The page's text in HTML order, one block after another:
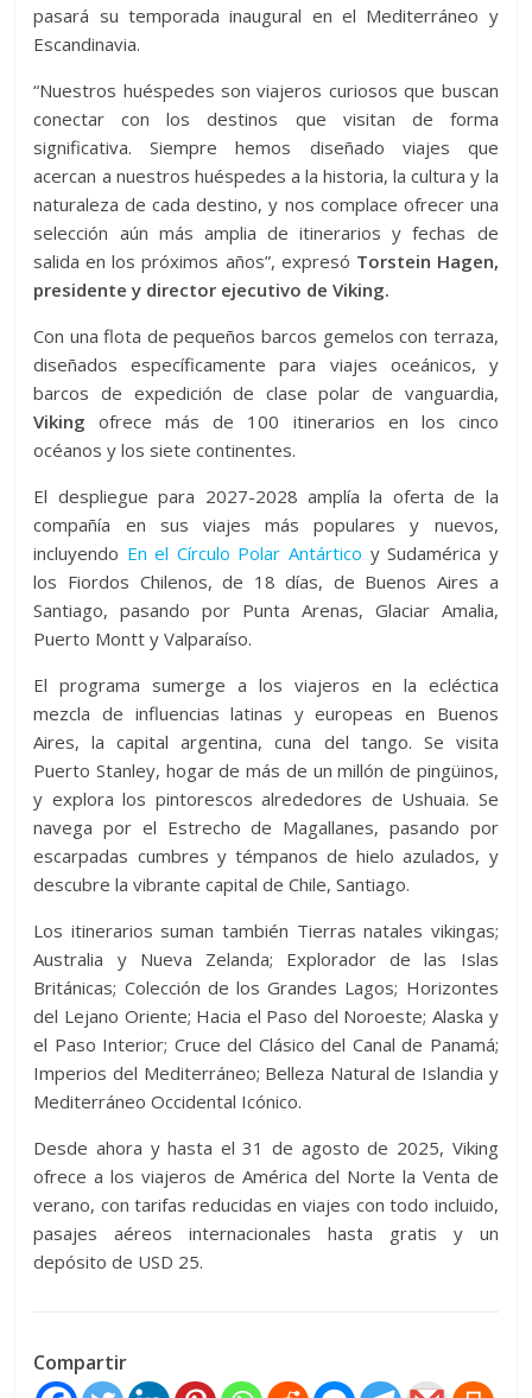
pasará su temporada inaugural en el Mediterráneo y
Escandinavia.
“Nuestros huéspedes son viajeros curiosos que buscan
conectar con los destinos que visitan de forma
significativa. Siempre hemos diseñado viajes que
acercan a nuestros huéspedes a la historia, la cultura y la
naturaleza de cada destino, y nos complace ofrecer una
selección aún más amplia de itinerarios y fechas de
salida en los próximos años”, expresó Torstein Hagen,
presidente y director ejecutivo de Viking.
Con una flota de pequeños barcos gemelos con terraza,
diseñados específicamente para viajes oceánicos, y
barcos de expedición de clase polar de vanguardia,
Viking ofrece más de 100 itinerarios en los cinco
océanos y los siete continentes.
El despliegue para 2027-2028 amplía la oferta de la
compañía en sus viajes más populares y nuevos,
incluyendo En el Círculo Polar Antártico y Sudamérica y
los Fiordos Chilenos, de 18 días, de Buenos Aires a
Santiago, pasando por Punta Arenas, Glaciar Amalia,
Puerto Montt y Valparaíso.
El programa sumerge a los viajeros en la ecléctica
mezcla de influencias latinas y europeas en Buenos
Aires, la capital argentina, cuna del tango. Se visita
Puerto Stanley, hogar de más de un millón de pingüinos,
y explora los pintorescos alrededores de Ushuaia. Se
navega por el Estrecho de Magallanes, pasando por
escarpadas cumbres y témpanos de hielo azulados, y
descubre la vibrante capital de Chile, Santiago.
Los itinerarios suman también Tierras natales vikingas;
Australia y Nueva Zelanda; Explorador de las Islas
Británicas; Colección de los Grandes Lagos; Horizontes
del Lejano Oriente; Hacia el Paso del Noroeste; Alaska y
el Paso Interior; Cruce del Clásico del Canal de Panamá;
Imperios del Mediterráneo; Belleza Natural de Islandia y
Mediterráneo Occidental Icónico.
Desde ahora y hasta el 31 de agosto de 2025, Viking
ofrece a los viajeros de América del Norte la Venta de
verano, con tarifas reducidas en viajes con todo incluido,
pasajes aéreos internacionales hasta gratis y un
depósito de USD 25.
Compartir